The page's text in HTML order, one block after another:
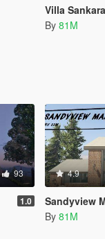
Villa Sankara
By 81M
93
1.0
4.9
Sandyview
By 81M